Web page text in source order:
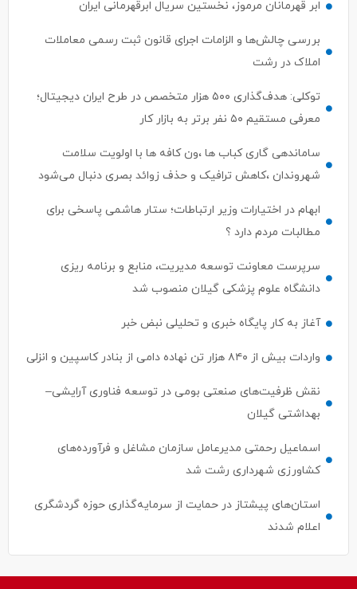
بررسی چالش‌ها و الزامات اجرای قانون ثبت رسمی معاملات
معرفی مستقیم ۵۰ نفر برتر به بازار کار
ساماندهی گاری کباب ها ،ون کافه ها با اولویت سلامت
شهروندان ،کاهش ترافیک و حذف زوائد بصری دنبال می‌شود
ابهام در اختیارات وزیر ارتباطات؛ ستار هاشمی پاسخی برای
سرپرست معاونت توسعه مدیریت، منابع و برنامه ریزی
آغاز به کار پایگاه خبری و تحلیلی نبض خبر
واردات بیش از ۸۴۰ هزار تن نهاده دامی از بنادر كاسپین و انزلی
نقش ظرفیت‌های صنعتی بومی در توسعه فناوری آرایشی–
بهداشتی گیلان
اسماعیل رحمتی مدیرعامل سازمان مشاغل و فرآورده‌های
استان‌های پیشتاز در حمایت از سرمایه‌گذاری حوزه گردشگری